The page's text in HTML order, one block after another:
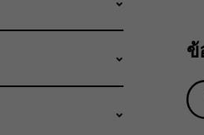
ข้